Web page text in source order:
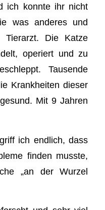
ich konnte ihr nicht
was anderes und
Die Katze
operiert und zu
Tausende
Krankheiten dieser
Mit 9 Jahren
ich endlich, dass
finden musste,
„an der Wurzel